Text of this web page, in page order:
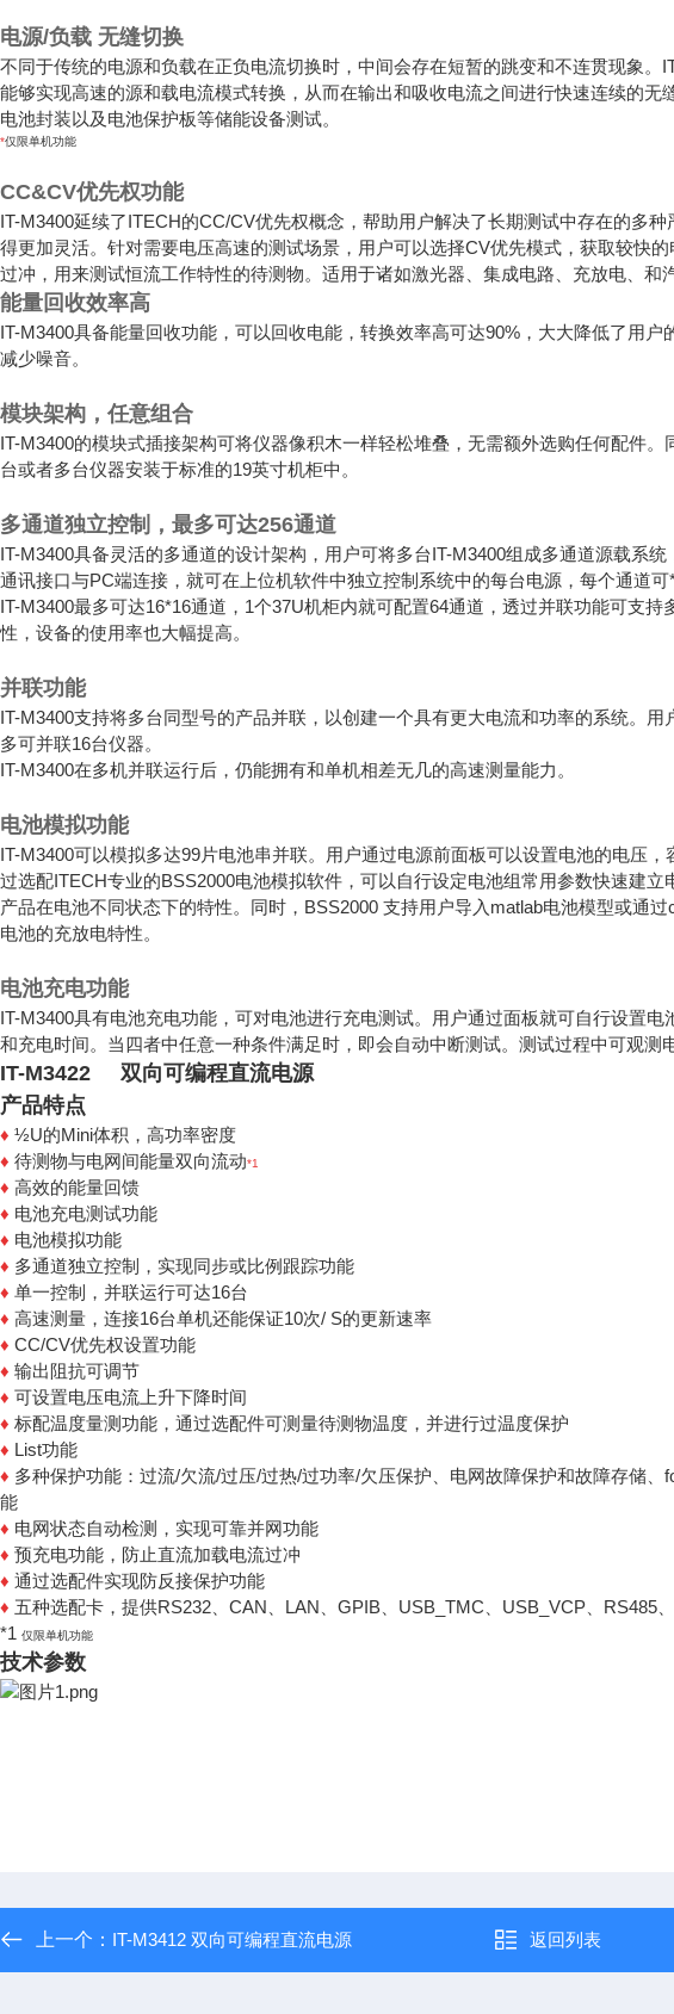
电源/负载 无缝切换
不同于传统的电源和负载在正负电流切换时，中间会存在短暂的跳变和不连贯现象。
能够实现高速的源和载电流模式转换，从而在输出和吸收电流之间进行快速连续的无
电池封装以及电池保护板等储能设备测试。
*仅限单机功能
CC&CV优先权功能
IT-M3400延续了ITECH的CC/CV优先权概念，帮助用户解决了长期测试中存在的多
得更加灵活。针对需要电压高速的测试场景，用户可以选择CV优先模式，获取较快
过冲，用来测试恒流工作特性的待测物。适用于诸如激光器、集成电路、充放电、
能量回收效率高
IT-M3400具备能量回收功能，可以回收电能，转换效率高可达90%，大大降低了用户
减少噪音。
模块架构，任意组合
IT-M3400的模块式插接架构可将仪器像积木一样轻松堆叠，无需额外选购任何配件
台或者多台仪器安装于标准的19英寸机柜中。
多通道独立控制，最多可达256通道
IT-M3400具备灵活的多通道的设计架构，用户可将多台IT-M3400组成多通道源载系
通讯接口与PC端连接，就可在上位机软件中独立控制系统中的每台电源，每个通道可*
IT-M3400最多可达16*16通道，1个37U机柜内就可配置64通道，透过并联功能可支
性，设备的使用率也大幅提高。
并联功能
IT-M3400支持将多台同型号的产品并联，以创建一个具有更大电流和功率的系统。
多可并联16台仪器。
IT-M3400在多机并联运行后，仍能拥有和单机相差无几的高速测量能力。
电池模拟功能
IT-M3400可以模拟多达99片电池串并联。用户通过电源前面板可以设置电池的电压
过选配ITECH专业的BSS2000电池模拟软件，可以自行设定电池组常用参数快速建
产品在电池不同状态下的特性。同时，BSS2000 支持用户导入matlab电池模型或通
电池的充放电特性。
电池充电功能
IT-M3400具有电池充电功能，可对电池进行充电测试。用户通过面板就可自行设置
和充电时间。当四者中任意一种条件满足时，即会自动中断测试。测试过程中可观测
IT-M3422 双向可编程直流电源
产品特点
♦½U的Mini体积，高功率密度
♦待测物与电网间能量双向流动*1
♦高效的能量回馈
♦ 电池充电测试功能
♦ 电池模拟功能
♦ 多通道独立控制，实现同步或比例跟踪功能
♦单一控制，并联运行可达16台
♦高速测量，连接16台单机还能保证10次/ S的更新速率
♦CC/CV优先权设置功能
♦输出阻抗可调节
♦可设置电压电流上升下降时间
♦标配温度量测功能，通过选配件可测量待测物温度，并进行过温度保护
♦ List功能
♦ 多种保护功能：过流/欠流/过压/过热/过功率/欠压保护、电网故障保护和故障存储
能
♦ 电网状态自动检测，实现可靠并网功能
♦预充电功能，防止直流加载电流过冲
♦通过选配件实现防反接保护功能
♦ 五种选配卡，提供RS232、CAN、LAN、GPIB、USB_TMC、USB_VCP、RS485
*1仅限单机功能
技术参数
上一个： IT-M3412 双向可编程直流电源 返回列表